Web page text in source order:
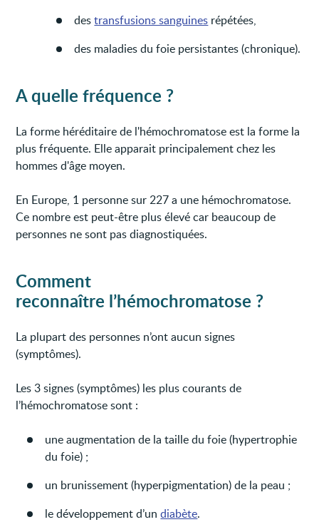
destransfusions sanguines répétées,
des maladies du foie persistantes (chronique).
A quelle fréquence ?
La forme héréditaire de l'hémochromatose est la forme la
plus fréquente. Elle apparait principalement chez les
hommes d'âge moyen.
En Europe, 1 personne sur 227 a une hémochromatose.
Ce nombre est peut-être plus élevé car beaucoup de
personnes ne sont pas diagnostiquées.
Comment
reconnaître l’hémochromatose ?
La plupart des personnes n’ont aucun signes
(symptômes).
Les 3 signes (symptômes) les plus courants de
l’hémochromatose sont :
une augmentation de la taille du foie (hypertrophie
du foie) ;
un brunissement (hyperpigmentation) de la peau ;
le développement d’undiabète.